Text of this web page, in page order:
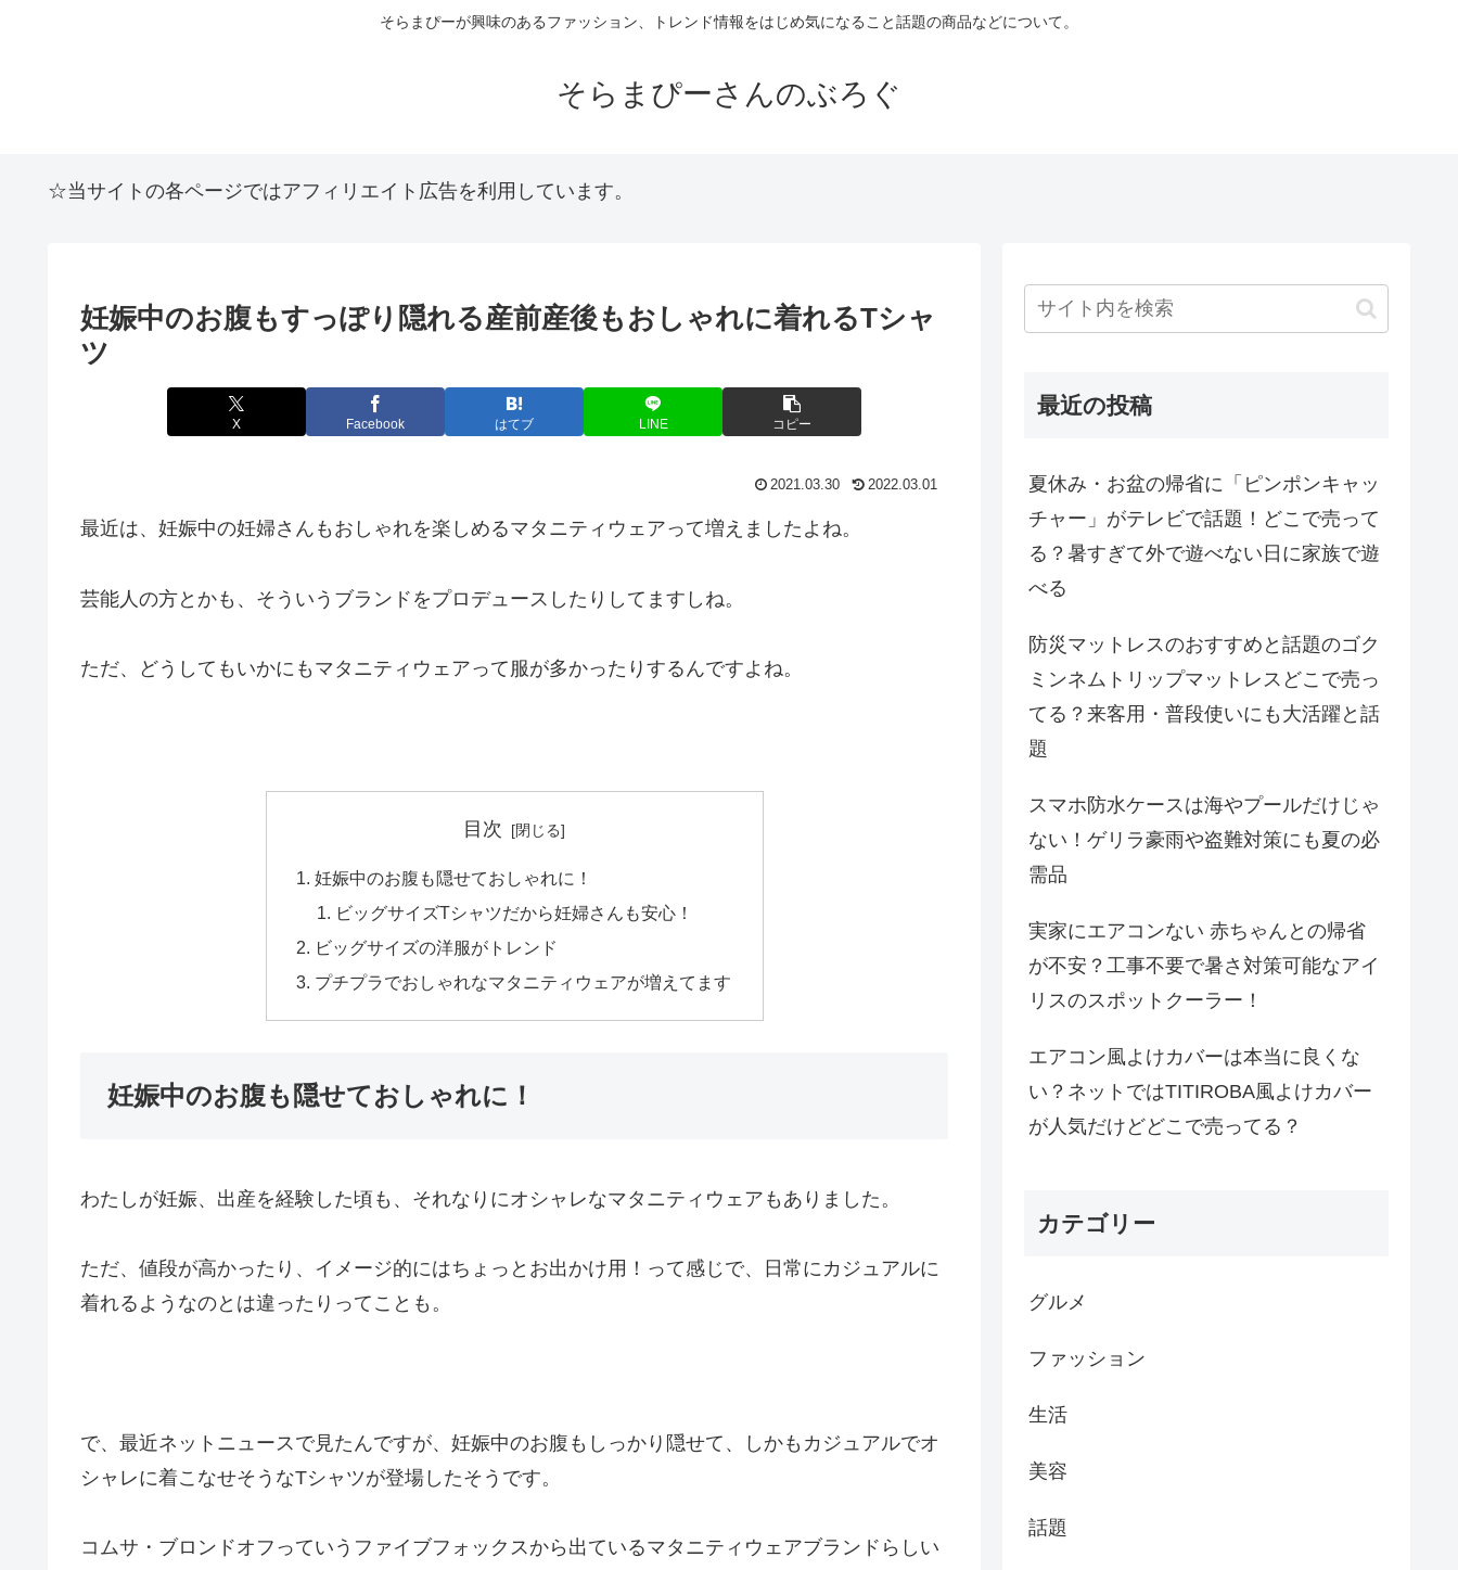
そらまぴーが興味のあるファッション、トレンド情報をはじめ気になること話題の商品などについて。
そらまぴーさんのぶろぐ
☆当サイトの各ページではアフィリエイト広告を利用しています。
妊娠中のお腹もすっぽり隠れる産前産後もおしゃれに着れるTシャ
ツ
X Facebook はてブ LINE コピー
2021.03.30 2022.03.01
最近は、妊娠中の妊婦さんもおしゃれを楽しめるマタニティウェアって増えましたよね。
芸能人の方とかも、そういうブランドをプロデュースしたりしてますしね。
ただ、どうしてもいかにもマタニティウェアって服が多かったりするんですよね。
目次
妊娠中のお腹も隠せておしゃれに！
ビッグサイズTシャツだから妊婦さんも安心！
ビッグサイズの洋服がトレンド
プチプラでおしゃれなマタニティウェアが増えてます
妊娠中のお腹も隠せておしゃれに！
わたしが妊娠、出産を経験した頃も、それなりにオシャレなマタニティウェアもありました。
ただ、値段が高かったり、イメージ的にはちょっとお出かけ用！って感じで、日常にカジュアルに
着れるようなのとは違ったりってことも。
で、最近ネットニュースで見たんですが、妊娠中のお腹もしっかり隠せて、しかもカジュアルでオ
シャレに着こなせそうなTシャツが登場したそうです。
コムサ・ブロンドオフっていうファイブフォックスから出ているマタニティウェアブランドらしい
最近の投稿
夏休み・お盆の帰省に「ピンポンキャッ
チャー」がテレビで話題！どこで売って
る？暑すぎて外で遊べない日に家族で遊
べる
防災マットレスのおすすめと話題のゴク
ミンネムトリップマットレスどこで売っ
てる？来客用・普段使いにも大活躍と話
題
スマホ防水ケースは海やプールだけじゃ
ない！ゲリラ豪雨や盗難対策にも夏の必
需品
実家にエアコンない 赤ちゃんとの帰省
が不安？工事不要で暑さ対策可能なアイ
リスのスポットクーラー！
エアコン風よけカバーは本当に良くな
い？ネットではTITIROBA風よけカバー
が人気だけどどこで売ってる？
カテゴリー
グルメ
ファッション
生活
美容
話題